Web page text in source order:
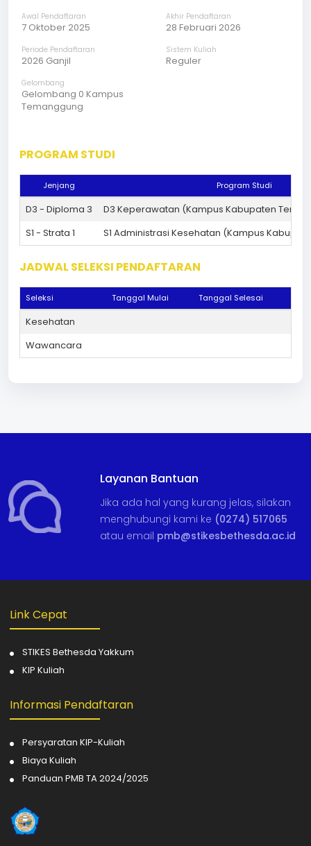
Awal Pendaftaran
7 Oktober 2025
Akhir Pendaftaran
28 Februari 2026
Periode Pendaftaran
2026 Ganjil
Sistem Kuliah
Reguler
Gelombang
Gelombang 0 Kampus
Temanggung
PROGRAM STUDI
Jenjang Program Studi
D3 - Diploma 3
D3 Keperawatan (Kampus Kabupaten
S1 - Strata 1
S1 Administrasi Kesehatan (Kampus
JADWAL SELEKSI PENDAFTARAN
Seleksi Tanggal Mulai Tanggal Selesai
Kesehatan
Wawancara
Layanan Bantuan
Jika ada hal yang kurang jelas, silakan
menghubungi kami ke (0274) 517065
atau email pmb@stikesbethesda.ac.id
Link Cepat
STIKES Bethesda Yakkum
KIP Kuliah
Informasi Pendaftaran
Persyaratan KIP-Kuliah
Biaya Kuliah
Panduan PMB TA 2024/2025